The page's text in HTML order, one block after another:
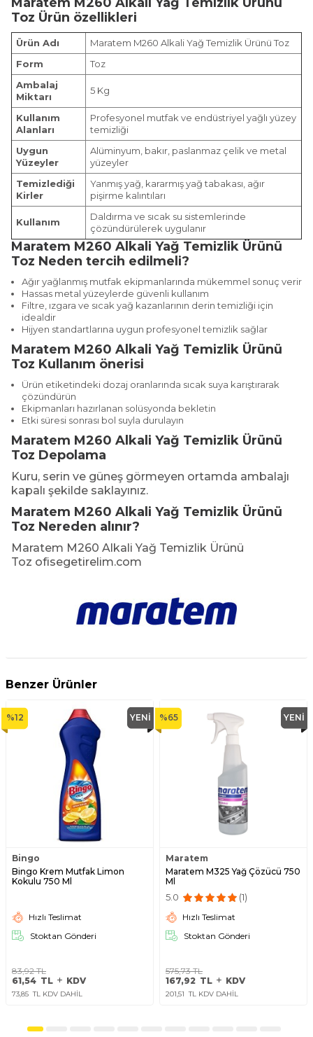
Toz Ürün özellikleri
Ürün Adı
Maratem M260 Alkali Yağ Temizlik Ürünü Toz
Form
Toz
Ambalaj
Miktarı
5 Kg
Kullanım
Alanları
Profesyonel mutfak ve endüstriyel yağlı yüzey
temizliği
Uygun
Yüzeyler
Alüminyum, bakır, paslanmaz çelik ve metal
yüzeyler
Temizlediği
Kirler
Yanmış yağ, kararmış yağ tabakası, ağır
pişirme kalıntıları
Kullanım
Daldırma ve sıcak su sistemlerinde
çözündürülerek uygulanır
Maratem M260 Alkali Yağ Temizlik Ürünü
Toz Neden tercih edilmeli?
Ağır yağlanmış mutfak ekipmanlarında mükemmel sonuç verir
Hassas metal yüzeylerde güvenli kullanım
Filtre, ızgara ve sıcak yağ kazanlarının derin temizliği için
idealdir
Hijyen standartlarına uygun profesyonel temizlik sağlar
Maratem M260 Alkali Yağ Temizlik Ürünü
Toz Kullanım önerisi
Ürün etiketindeki dozaj oranlarında sıcak suya karıştırarak
çözündürün
Ekipmanları hazırlanan solüsyonda bekletin
Etki süresi sonrası bol suyla durulayın
Maratem M260 Alkali Yağ Temizlik Ürünü
Toz Depolama
Kuru, serin ve güneş görmeyen ortamda ambalajı
kapalı şekilde saklayınız.
Maratem M260 Alkali Yağ Temizlik Ürünü
Toz Nereden alınır?
Maratem M260 Alkali Yağ Temizlik Ürünü
Toz ofisegetirelim.com
Benzer Ürünler
%12 YENI
Bingo
Bingo Krem Mutfak Limon
Kokulu 750 Ml
Hızlı Teslimat
Stoktan Gönderi
83,92TL
61,54 TL KDV
73,85 TL KDV DAHİL
%65 YENI
Maratem
Maratem M325 Yağ Çözücü 750
Ml
5.0 (1)
Hızlı Teslimat
Stoktan Gönderi
575,73TL
167,92 TL KDV
201,51 TL KDV DAHİL